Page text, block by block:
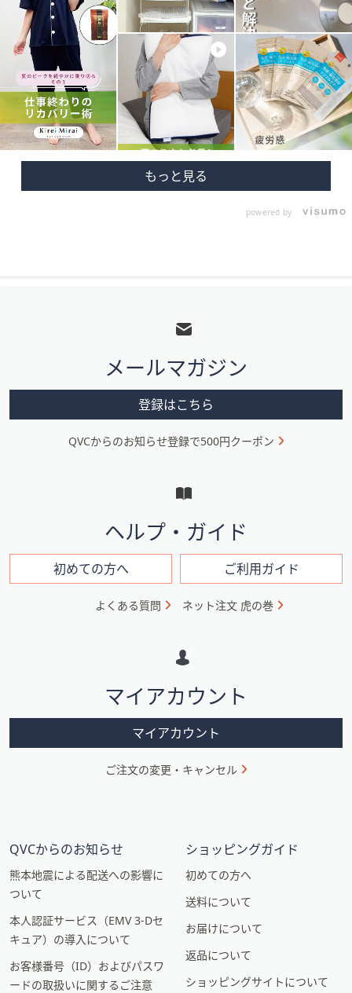
powered by
メ
ニ
ン
ン
メールマガジン
登録はこちら
QVCからのお知らせ登録で500円クーポン
ヘルプ・ガイド
初めての方へ ご利用ガイド
よくある質問 ネット注文 虎の巻
マイアカウント
マイアカウント
ご注文の変更・キャンセル
QVCからのお知らせ
熊本地震による配送への影響に
ついて
本人認証サービス（EMV 3-Dセ
キュア）の導入について
お客様番号（ID）およびパスワ
ードの取扱いに関するご注意
ショッピングガイド
初めての方へ
送料について
お届けについて
返品について
ショッピングサイトについて